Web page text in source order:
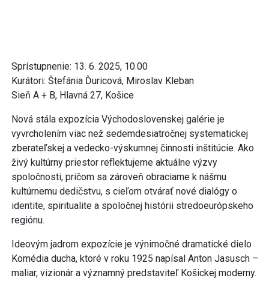
Sprístupnenie: 13. 6. 2025, 10.00
Kurátori: Štefánia Ďuricová, Miroslav Kleban
Sieň A + B, Hlavná 27, Košice
Nová stála expozícia Východoslovenskej galérie je
vyvrcholením viac než sedemdesiatročnej systematickej
zberateľskej a vedecko-výskumnej činnosti inštitúcie. Ako
živý kultúrny priestor reflektujeme aktuálne výzvy
spoločnosti, pričom sa zároveň obraciame k nášmu
kultúrnemu dedičstvu, s cieľom otvárať nové dialógy o
identite, spiritualite a spoločnej histórii stredoeurópskeho
regiónu.
Ideovým jadrom expozície je výnimočné dramatické dielo
Komédia ducha, ktoré v roku 1925 napísal Anton Jasusch –
maliar, vizionár a významný predstaviteľ Košickej moderny.